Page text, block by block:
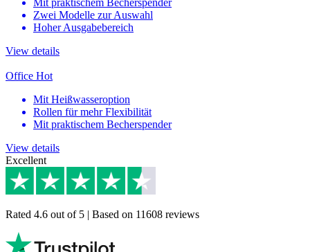
Mit praktischem Becherspender
Zwei Modelle zur Auswahl
Hoher Ausgabebereich
View details
Office Hot
Mit Heißwasseroption
Rollen für mehr Flexibilität
Mit praktischem Becherspender
View details
Excellent
Rated 4.6 out of 5 | Based on 11608 reviews